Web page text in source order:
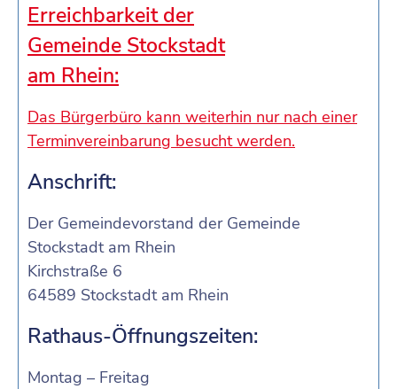
Erreichbarkeit der
Gemeinde Stockstadt
am Rhein:
Das Bürgerbüro kann weiterhin nur nach einer
Terminvereinbarung besucht werden.
Anschrift:
Der Gemeindevorstand der Gemeinde
Stockstadt am Rhein
Kirchstraße 6
64589 Stockstadt am Rhein
Rathaus-Öffnungszeiten:
Montag – Freitag